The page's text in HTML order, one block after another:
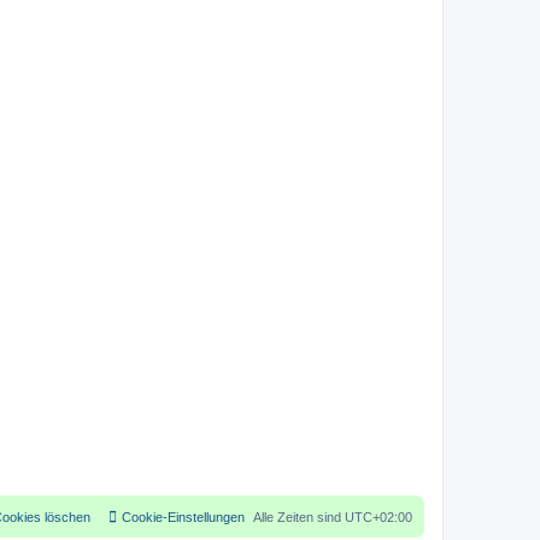
Alle Zeiten sind UTC+02:00
Cookie-Einstellungen
löschen